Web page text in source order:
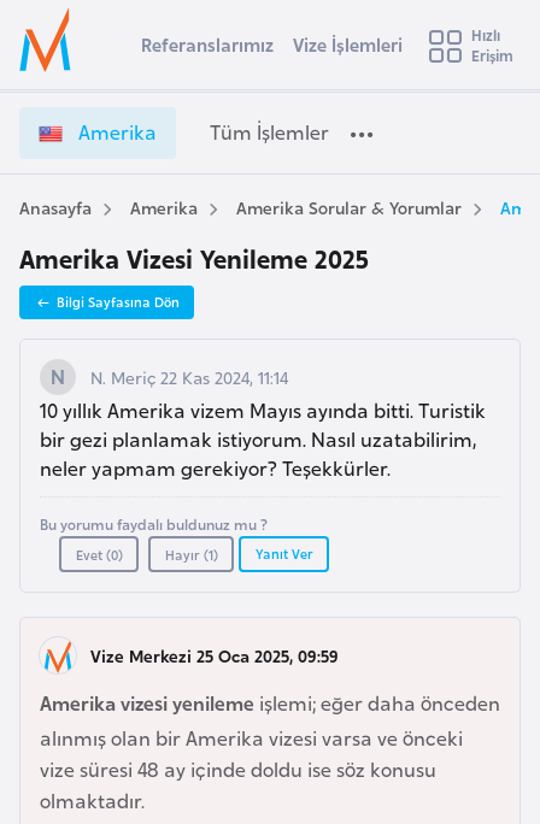
Ülke Seçimi
Başvuru yapmak istediğiniz ülkeyi seçin
Üye
Girişi
m
r
i
k
V
i
z
e
İ
ş
l
e
m
l
e
r
e
t
Referanslarımız Vize İşlemleri
Hızlı
Erişim
Amerika Tüm İşlemler
Anasayfa Amerika Amerika Sorular & Yorumlar
Amerika Vizesi Yenileme 2025
Bilgi Sayfasına Dön
N. Meriç 22 Kas 2024, 11:14
10 yıllık Amerika vizem Mayıs ayında bitti. Turistik
bir gezi planlamak istiyorum. Nasıl uzatabilirim,
neler yapmam gerekiyor? Teşekkürler.
Bu yorumu faydalı buldunuz mu ?
Evet (0) Hayır (1) Yanıt Ver
Vize Merkezi 25 Oca 2025, 09:59
Amerika vizesi yenileme işlemi; eğer daha önceden
alınmış olan bir Amerika vizesi varsa ve önceki
vize süresi 48 ay içinde doldu ise söz konusu
olmaktadır.
s
t
r
a
A
u
s
t
u
y
A
z
r
b
a
y